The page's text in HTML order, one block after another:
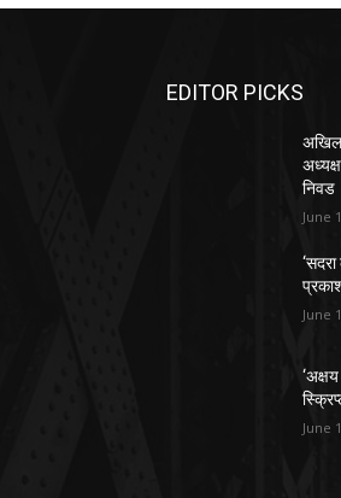
EDITOR PICKS
अखिल
निवड
June
June
June